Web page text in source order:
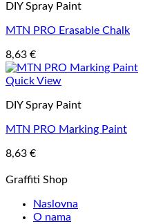
DIY Spray Paint
MTN PRO Erasable Chalk
8,63 €
Quick View
DIY Spray Paint
MTN PRO Marking Paint
8,63 €
Graffiti Shop
Naslovna
O nama